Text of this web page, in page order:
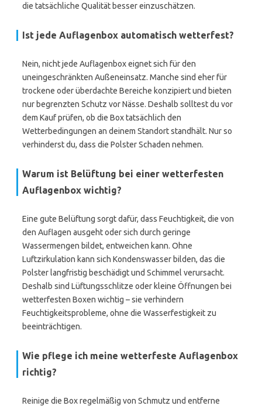
die tatsächliche Qualität besser einzuschätzen.
Ist jede Auflagenbox automatisch wetterfest?
Nein, nicht jede Auflagenbox eignet sich für den
uneingeschränkten Außeneinsatz. Manche sind eher für
trockene oder überdachte Bereiche konzipiert und bieten
nur begrenzten Schutz vor Nässe. Deshalb solltest du vor
dem Kauf prüfen, ob die Box tatsächlich den
Wetterbedingungen an deinem Standort standhält. Nur so
verhinderst du, dass die Polster Schaden nehmen.
Warum ist Belüftung bei einer wetterfesten
Auflagenbox wichtig?
Eine gute Belüftung sorgt dafür, dass Feuchtigkeit, die von
den Auflagen ausgeht oder sich durch geringe
Wassermengen bildet, entweichen kann. Ohne
Luftzirkulation kann sich Kondenswasser bilden, das die
Polster langfristig beschädigt und Schimmel verursacht.
Deshalb sind Lüftungsschlitze oder kleine Öffnungen bei
wetterfesten Boxen wichtig – sie verhindern
Feuchtigkeitsprobleme, ohne die Wasserfestigkeit zu
beeinträchtigen.
Wie pflege ich meine wetterfeste Auflagenbox
richtig?
Reinige die Box regelmäßig von Schmutz und entferne